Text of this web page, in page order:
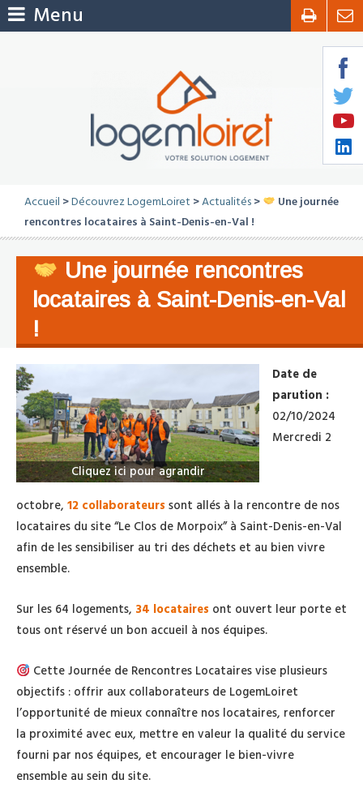
Menu
Accueil >Découvrez LogemLoiret >Actualités >
Une journée
rencontres locataires à Saint-Denis-en-Val !
Une journée rencontres
locataires à Saint-Denis-en-Val
!
Cliquez ici pour agrandir
Date de
parution :
02/10/2024
Mercredi 2
octobre, 12 collaborateurs sont allés à la rencontre de nos
locataires du site “Le Clos de Morpoix” à Saint-Denis-en-Val
afin de les sensibiliser au tri des déchets et au bien vivre
ensemble.
Sur les 64 logements, 34 locataires ont ouvert leur porte et
tous ont réservé un bon accueil à nos équipes.
Cette Journée de Rencontres Locataires vise plusieurs
objectifs : offrir aux collaborateurs de LogemLoiret
l’opportunité de mieux connaître nos locataires, renforcer
la proximité avec eux, mettre en valeur la qualité du service
fourni par nos équipes, et encourager le bien-vivre
ensemble au sein du site.